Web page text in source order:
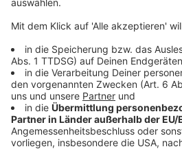
Außerdem verkündete Laumann
der alten
dass es weitere Maßnahmen
Verordnung vom 1. Oktober an
In der Adventszeit dürfen
sonntags von 13 bis 18
das Gedränge in